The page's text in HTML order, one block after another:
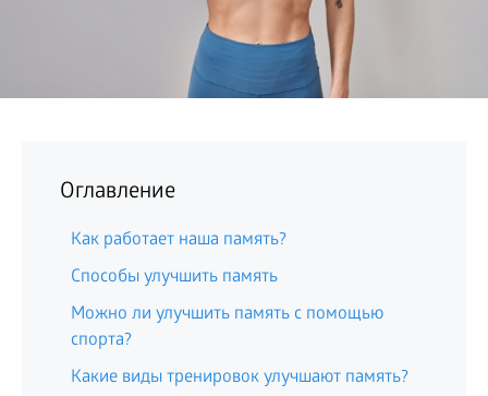
Оглавление
Как работает наша память?
Способы улучшить память
Можно ли улучшить память с помощью
спорта?
Какие виды тренировок улучшают память?